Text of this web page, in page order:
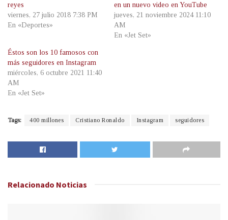
reyes
viernes, 27 julio 2018 7:38 PM
En «Deportes»
en un nuevo video en YouTube
jueves, 21 noviembre 2024 11:10
AM
En «Jet Set»
Éstos son los 10 famosos con
más seguidores en Instagram
miércoles, 6 octubre 2021 11:40
AM
En «Jet Set»
Tags: 400 millones Cristiano Ronaldo Instagram seguidores
Relacionado Noticias